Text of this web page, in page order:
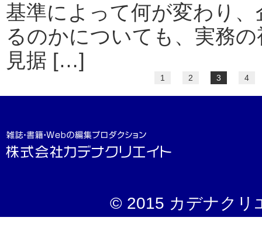
基準によって何が変わり
るのかについても、実務
見据 […]
1 2 3 4
© 2015 カデナクリ